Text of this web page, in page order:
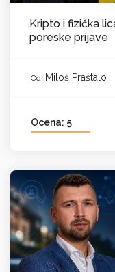
Kripto i fizička
poreske prijave
Od: Miloš Praštalo
Ocena: 5